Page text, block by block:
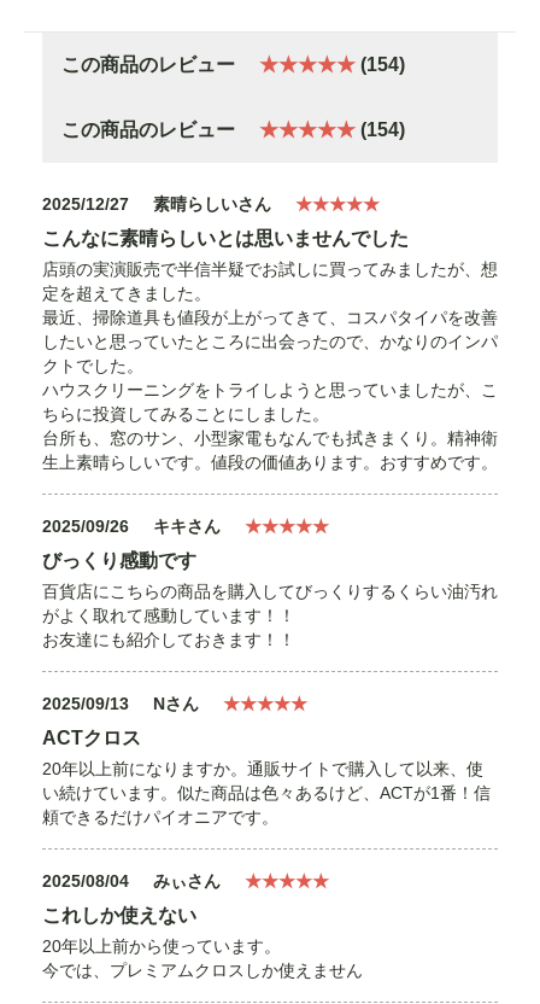
この商品のレビュー ★★★★★ (154)
この商品のレビュー ★★★★★ (154)
2025/12/27 素晴らしいさん ★★★★★
こんなに素晴らしいとは思いませんでした
店頭の実演販売で半信半疑でお試しに買ってみましたが、想
定を超えてきました。
最近、掃除道具も値段が上がってきて、コスパタイパを改善
したいと思っていたところに出会ったので、かなりのインパ
クトでした。
ハウスクリーニングをトライしようと思っていましたが、こ
ちらに投資してみることにしました。
台所も、窓のサン、小型家電もなんでも拭きまくり。精神衛
生上素晴らしいです。値段の価値あります。おすすめです。
2025/09/26 キキさん ★★★★★
びっくり感動です
百貨店にこちらの商品を購入してびっくりするくらい油汚れ
がよく取れて感動しています！！
お友達にも紹介しておきます！！
2025/09/13 Nさん ★★★★★
ACTクロス
20年以上前になりますか。通販サイトで購入して以来、使
い続けています。似た商品は色々あるけど、ACTが1番！信
頼できるだけパイオニアです。
2025/08/04 みぃさん ★★★★★
これしか使えない
20年以上前から使っています。
今では、プレミアムクロスしか使えません